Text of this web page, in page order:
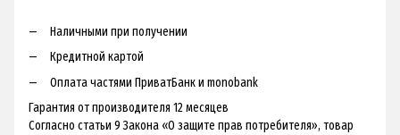
Наличными при получении
Кредитной картой
Оплата частями ПриватБанк и monobank
Гарантия от производителя 12 месяцев
Согласно статьи 9 Закона «О защите прав потребителя», товар